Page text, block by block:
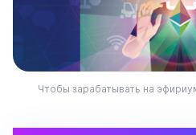
Чтобы зарабатывать на